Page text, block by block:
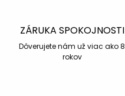
ZÁRUKA SPOKOJNOSTI
Dôverujete nám už viac ako 8
rokov